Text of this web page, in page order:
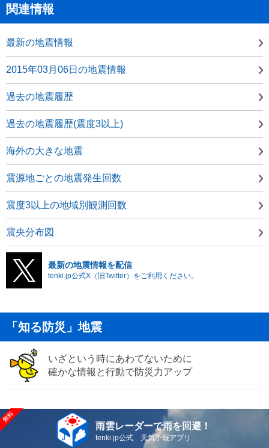
関連情報
最新の地震情報
2015年03月06日の地震情報
過去の地震履歴
過去の地震履歴(震度3以上)
海外の大きな地震
震源地ごとの地震発生回数
震度3以上の地域別観測回数
震央分布図
最新の地震情報を配信
tenki.jp公式X（旧Twitter）をご利用ください。
「知る防災」地震
いざという時にあわてないために
確かな情報と行動で防災力アップ
雨雲レーダーで雨を回避！
tenki.jp公式 天気予報アプリ